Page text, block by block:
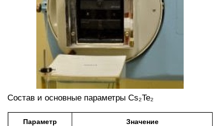
Состав и основные параметры Cs₂Te₂
Параметр Значение